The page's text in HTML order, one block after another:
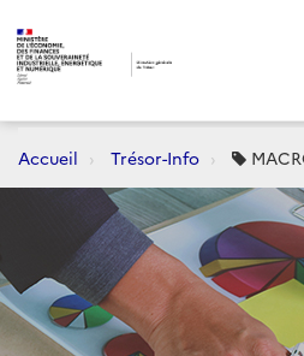
Accueil Trésor-Info